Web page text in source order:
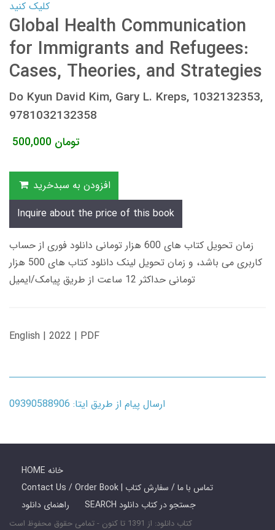
کلیک کنید
Global Health Communication
for Immigrants and Refugees:
Cases, Theories, and Strategies
Do Kyun David Kim, Gary L. Kreps, 1032132353,
9781032132358
500,000 تومان
افزودن به سبدخرید
Inquire about the price of this book
زمان تحویل کتاب های 600 هزار تومانی دانلود فوری از حساب
کاربری می باشد، و زمان تحویل لینک دانلود کتاب های 500 هزار
تومانی حداکثر 12 ساعت از طریق پیامک/ایمیل
English | 2022 | PDF
ارسال پیام از طریق ایتا: 09390588906
HOME خانه
Contact Us / Order Book | تماس با ما / سفارش کتاب
راهنمای دانلود
SEARCH جستجو در کتاب دانلود
کتاب دانلود: از 1391 تا کنون - تمامی حقوق محفوظ است